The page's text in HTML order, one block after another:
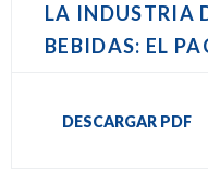
LA INDUSTRIA
BEBIDAS: EL
DESCARGAR PDF